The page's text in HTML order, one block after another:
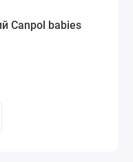
Canpol babies